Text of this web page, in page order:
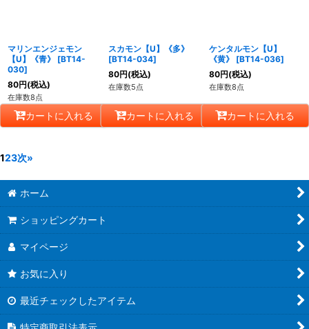
マリンエンジェモン
【U】《青》
[BT14-
030]
80円(税込)
在庫数8点
カートに入れる
スカモン【U】《多》
[BT14-034]
80円(税込)
在庫数5点
カートに入れる
ケンタルモン【U】
《黄》
[BT14-036]
80円(税込)
在庫数8点
カートに入れる
123次»
ホーム
ショッピングカート
マイページ
お気に入り
最近チェックしたアイテム